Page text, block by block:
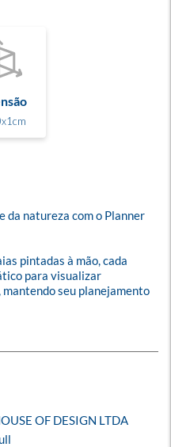
da natureza com o Planner
pintadas à mão, cada
para visualizar
seu planejamento
OF DESIGN LTDA